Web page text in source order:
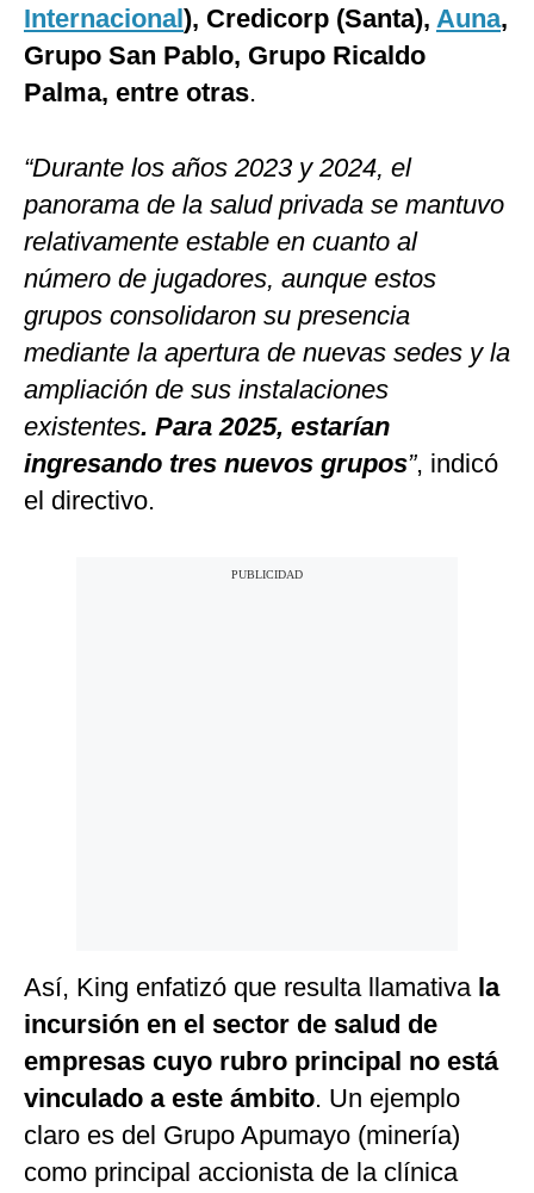
Internacional), Credicorp (Santa), Auna,
Grupo San Pablo, Grupo Ricaldo
Palma, entre otras.
“Durante los años 2023 y 2024, el
panorama de la salud privada se mantuvo
relativamente estable en cuanto al
número de jugadores, aunque estos
grupos consolidaron su presencia
mediante la apertura de nuevas sedes y la
ampliación de sus instalaciones
existentes. Para 2025, estarían
ingresando tres nuevos grupos”, indicó
el directivo.
Así, King enfatizó que resulta llamativa la
incursión en el sector de salud de
empresas cuyo rubro principal no está
vinculado a este ámbito. Un ejemplo
claro es del Grupo Apumayo (minería)
como principal accionista de la clínica